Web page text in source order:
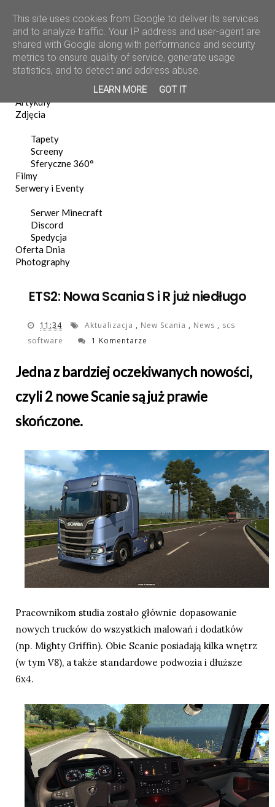
Home
Artykuły
Zdjęcia
Tapety
Screeny
Sferyczne 360°
Filmy
Serwery i Eventy
Serwer Minecraft
Discord
Spedycja
Oferta Dnia
Photography
ETS2: Nowa Scania S i R już niedługo
11:34 Aktualizacja , New Scania , News , scs
software
1 Komentarze
Jedna z bardziej oczekiwanych nowości,
czyli 2 nowe Scanie są już prawie
skończone.
Pracownikom studia zostało głównie dopasowanie
nowych trucków do wszystkich malowań i dodatków
(np. Mighty Griffin). Obie Scanie posiadają kilka wnętrz
(w tym V8), a także standardowe podwozia i dłuższe
6x4.
This site uses cookies from Google to deliver its services
and to analyze traffic. Your IP address and user-agent are
shared with Google along with performance and security
metrics to ensure quality of service, generate usage
statistics, and to detect and address abuse.
LEARN MORE GOT IT